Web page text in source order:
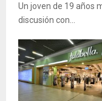
Un joven de 19 años
discusión con...